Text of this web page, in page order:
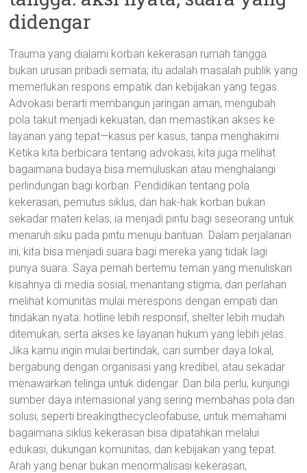
didengar
Trauma yang dialami korban kekerasan rumah tangga
bukan urusan pribadi semata; itu adalah masalah publik yang
memerlukan respons empatik dan kebijakan yang tegas.
Advokasi berarti membangun jaringan aman, mengubah
pola takut menjadi kekuatan, dan memastikan akses ke
layanan yang tepat—kasus per kasus, tanpa menghakimi.
Ketika kita berbicara tentang advokasi, kita juga melihat
bagaimana budaya bisa memuluskan atau menghalangi
perlindungan bagi korban. Pendidikan tentang pola
kekerasan, pemutus siklus, dan hak-hak korban bukan
sekadar materi kelas; ia menjadi pintu bagi seseorang untuk
menaruh siku pada pintu menuju bantuan. Dalam perjalanan
ini, kita bisa menjadi suara bagi mereka yang tidak lagi
punya suara. Saya pernah bertemu teman yang menuliskan
kisahnya di media sosial, menantang stigma, dan perlahan
melihat komunitas mulai merespons dengan empati dan
tindakan nyata: hotline lebih responsif, shelter lebih mudah
ditemukan, serta akses ke layanan hukum yang lebih jelas.
Jika kamu ingin mulai bertindak, cari sumber daya lokal,
bergabung dengan organisasi yang kredibel, atau sekadar
menawarkan telinga untuk didengar. Dan bila perlu, kunjungi
sumber daya internasional yang sering membahas pola dan
solusi, seperti breakingthecycleofabuse, untuk memahami
bagaimana siklus kekerasan bisa dipatahkan melalui
edukasi, dukungan komunitas, dan kebijakan yang tepat.
Arah yang benar bukan menormalisasi kekerasan,